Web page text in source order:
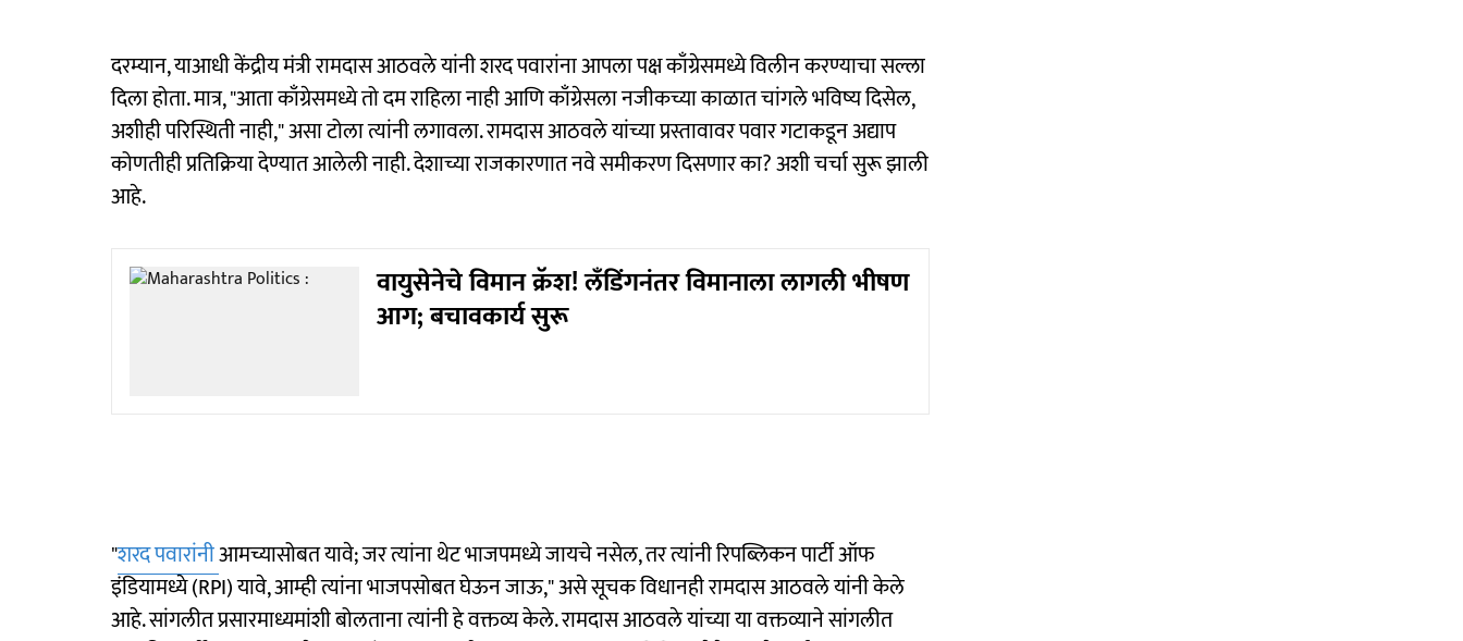
दरम्यान, याआधी केंद्रीय मंत्री रामदास आठवले यांनी शरद पवारांना आपला पक्ष काँग्रेसमध्ये विलीन करण्याचा सल्ला
दिला होता. मात्र, "आता काँग्रेसमध्ये तो दम राहिला नाही आणि काँग्रेसला नजीकच्या काळात चांगले भविष्य दिसेल,
अशीही परिस्थिती नाही," असा टोला त्यांनी लगावला. रामदास आठवले यांच्या प्रस्तावावर पवार गटाकडून अद्याप
कोणतीही प्रतिक्रिया देण्यात आलेली नाही. देशाच्या राजकारणात नवे समीकरण दिसणार का? अशी चर्चा सुरू झाली
आहे.
वायुसेनेचे विमान क्रॅश! लँडिंगनंतर विमानाला लागली भीषण
आग; बचावकार्य सुरू
"शरद पवारांनीआमच्यासोबत यावे; जर त्यांना थेट भाजपमध्ये जायचे नसेल, तर त्यांनी रिपब्लिकन पार्टी ऑफ
इंडियामध्ये (RPI) यावे, आम्ही त्यांना भाजपसोबत घेऊन जाऊ," असे सूचक विधानही रामदास आठवले यांनी केले
आहे. सांगलीत प्रसारमाध्यमांशी बोलताना त्यांनी हे वक्तव्य केले. रामदास आठवले यांच्या या वक्तव्याने सांगलीत